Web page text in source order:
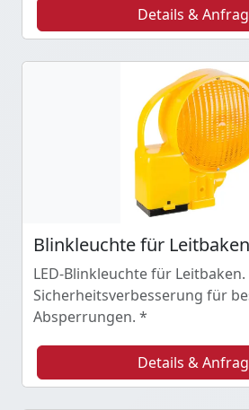
Details &
Blinkleuchte für Leitbaken
LED-Blinkleuchte für
Sicherheitsverbesserung für
Absperrungen. *
Details &